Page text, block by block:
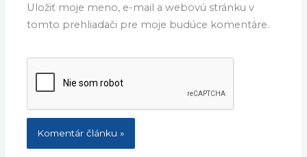
Uložiť moje meno, e-mail a webovú stránku v
tomto prehliadači pre moje budúce komentáre.